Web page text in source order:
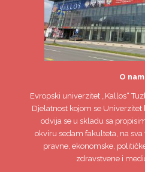
O
Evropski univerzitet„Kallos“
Djelatnost kojom se Univerzitet
odvija se u skladu sa
okviru sedam fakulteta, na
pravne, ekonomske,
zdravstvene i